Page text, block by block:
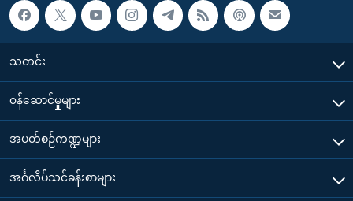
သတင်း
၀န်ဆောင်မှုများ
အပတ်စဉ်ကဏ္ဍများ
အင်္ဂလိပ်သင်ခန်းစာများ